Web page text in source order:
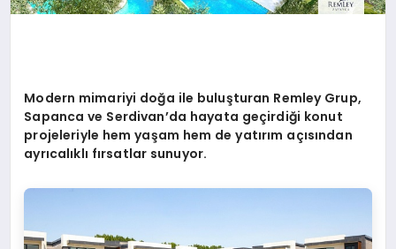
Modern mimariyi doğa ile buluşturan Remley Grup,
Sapanca ve Serdivan’da hayata geçirdiği konut
projeleriyle hem yaşam hem de yatırım açısından
ayrıcalıklı fırsatlar sunuyor.